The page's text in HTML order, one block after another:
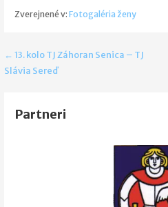
Zverejnené v: Fotogaléria ženy
Navigácia
článku
← 13. kolo TJ Záhoran Senica – TJ
Slávia Sereď
Partneri